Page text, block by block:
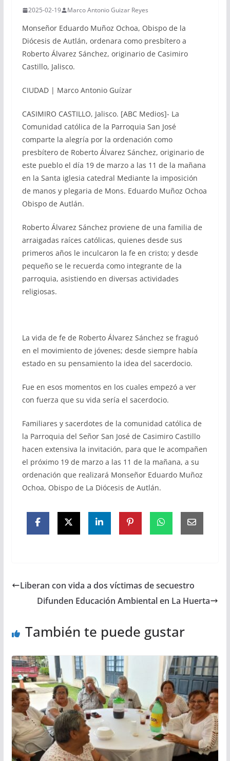
2025-02-19 Marco Antonio Guizar Reyes
Monseñor Eduardo Muñoz Ochoa, Obispo de la
Diócesis de Autlán, ordenara como presbítero a
Roberto Álvarez Sánchez, originario de Casimiro
Castillo, Jalisco.
CIUDAD | Marco Antonio Guízar
CASIMIRO CASTILLO, Jalisco. [ABC Medios]- La
Comunidad católica de la Parroquia San José
comparte la alegría por la ordenación como
presbítero de Roberto Álvarez Sánchez, originario de
este pueblo el día 19 de marzo a las 11 de la mañana
en la Santa iglesia catedral Mediante la imposición
de manos y plegaria de Mons. Eduardo Muñoz Ochoa
Obispo de Autlán.
Roberto Álvarez Sánchez proviene de una familia de
arraigadas raíces católicas, quienes desde sus
primeros años le inculcaron la fe en cristo; y desde
pequeño se le recuerda como integrante de la
parroquia, asistiendo en diversas actividades
religiosas.
La vida de fe de Roberto Álvarez Sánchez se fraguó
en el movimiento de jóvenes; desde siempre había
estado en su pensamiento la idea del sacerdocio.
Fue en esos momentos en los cuales empezó a ver
con fuerza que su vida sería el sacerdocio.
Familiares y sacerdotes de la comunidad católica de
la Parroquia del Señor San José de Casimiro Castillo
hacen extensiva la invitación, para que le acompañen
el próximo 19 de marzo a las 11 de la mañana, a su
ordenación que realizará Monseñor Eduardo Muñoz
Ochoa, Obispo de La Diócesis de Autlán.
Liberan con vida a dos víctimas de secuestro
Difunden Educación Ambiental en La Huerta
También te puede gustar